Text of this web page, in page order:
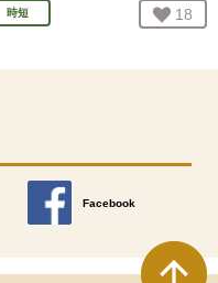
時短 お気
18
Facebook
別のウィンドウで開きます